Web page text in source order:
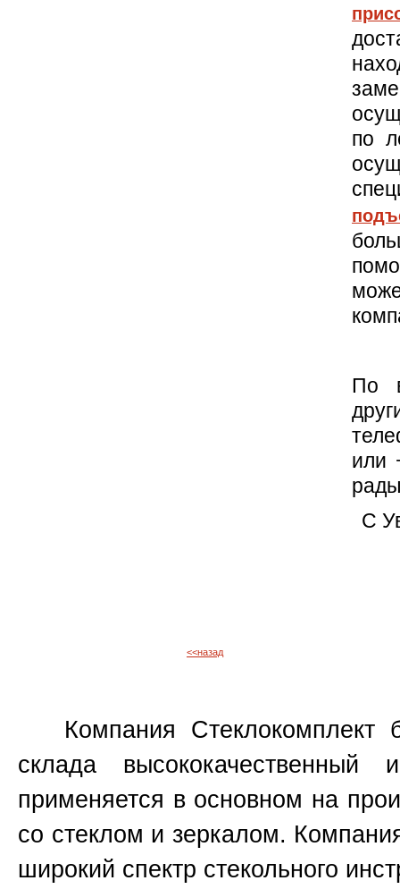
по
По
или
C
<<назад
Компания Стеклокомплект
склада высококачественный
применяется в основном на
со стеклом и зеркалом.
широкий спектр стекольного